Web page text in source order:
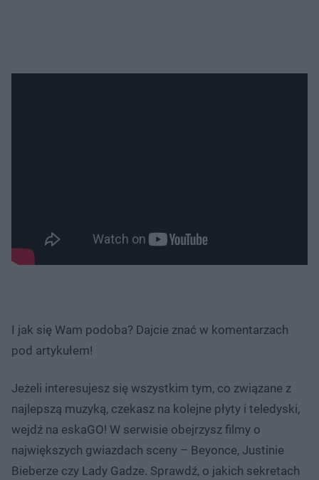
I jak się Wam podoba? Dajcie znać w komentarzach
pod artykułem!
Jeżeli interesujesz się wszystkim tym, co związane z
najlepszą muzyką, czekasz na kolejne płyty i teledyski,
wejdź na eskaGO! W serwisie obejrzysz filmy o
największych gwiazdach sceny – Beyonce, Justinie
Bieberze czy Lady Gadze. Sprawdź, o jakich sekretach